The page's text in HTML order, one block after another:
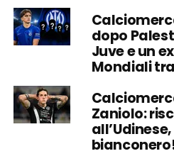
dopo
Juve e un
Mondiali
Zaniolo: